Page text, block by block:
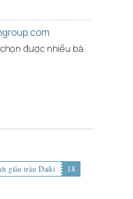
được nhiều bà
giấu trần Daiki
18